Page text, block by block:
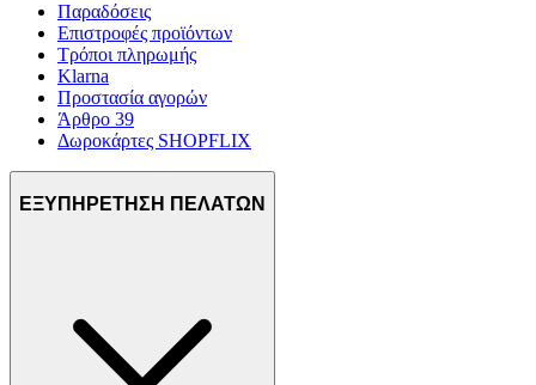
Παραδόσεις
Επιστροφές προϊόντων
Τρόποι πληρωμής
Klarna
Προστασία αγορών
Άρθρο 39
Δωροκάρτες SHOPFLIX
ΕΞΥΠΗΡΕΤΗΣΗ ΠΕΛΑΤΩΝ